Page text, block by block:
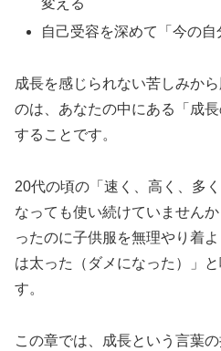
変える
自己受容を深めて「今の
成長を感じられない苦しみか
のは、あなたの中にある「成
することです。
20代の頃の「速く、高く、多
なっても使い続けていません
ったのに子供服を無理やり着
は太った（ダメになった）」
す。
この章では、成長という言葉